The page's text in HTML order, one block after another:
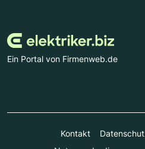
Ein Portal von Firmenweb.de
Kontakt